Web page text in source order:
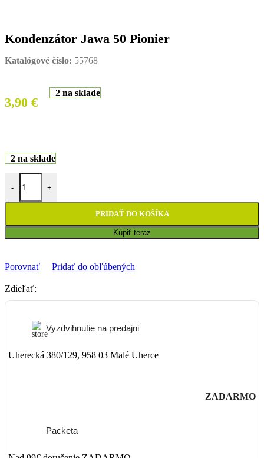
Kondenzátor Jawa 50 Pionier
Katalógové číslo: 55768
3,90 €
2 na sklade
2 na sklade
-
množstvo Kondenzátor Jawa 50 Pionier
+
PRIDAŤ DO KOŠÍKA
Kúpiť teraz
Porovnať Pridať do obľúbených
Zdieľať:
Vyzdvihnutie na predajni
Uherecká 380/129, 958 03 Malé Uherce
ZADARMO
Packeta